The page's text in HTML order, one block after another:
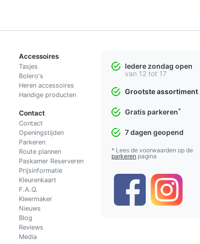
Accessoires
Tasjes
Bolero's
Heren accessoires
Handige producten
Contact
Contact
Openingstijden
Parkeren
Route plannen
Paskamer Reserveren
Prijsinformatie
Kleurenkaart
F.A.Q.
Kleermaker
Nieuws
Blog
Reviews
Media
Iedere zondag open
van 12 tot 17
Grootste assortiment
Gratis parkeren*
7 dagen geopend
* Lees de voorwaarden op de
parkeren pagina